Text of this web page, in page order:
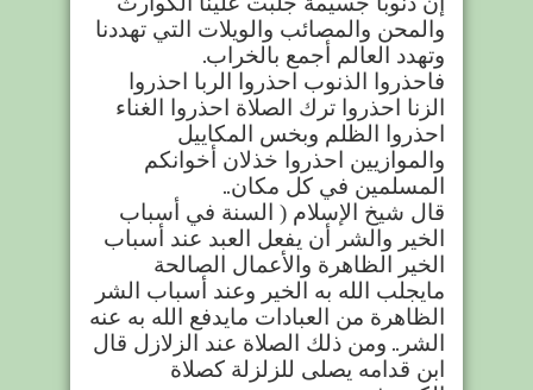
والمحن والمصائب والويلات التي تهددنا
وتهدد العالم أجمع بالخراب.
فاحذروا الذنوب احذروا الربا احذروا
الزنا احذروا ترك الصلاة احذروا الغناء
احذروا الظلم وبخس المكاييل
والموازيين احذروا خذلان أخوانكم
المسلمين في كل مكان..
قال شيخ الإسلام ( السنة في أسباب
الخير والشر أن يفعل العبد عند أسباب
الخير الظاهرة والأعمال الصالحة
مايجلب الله به الخير وعند أسباب الشر
الظاهرة من العبادات مايدفع الله به عنه
الشر .. ومن ذلك الصلاة عند الزلازل قال
ابن قدامه يصلى للزلزلة كصلاة